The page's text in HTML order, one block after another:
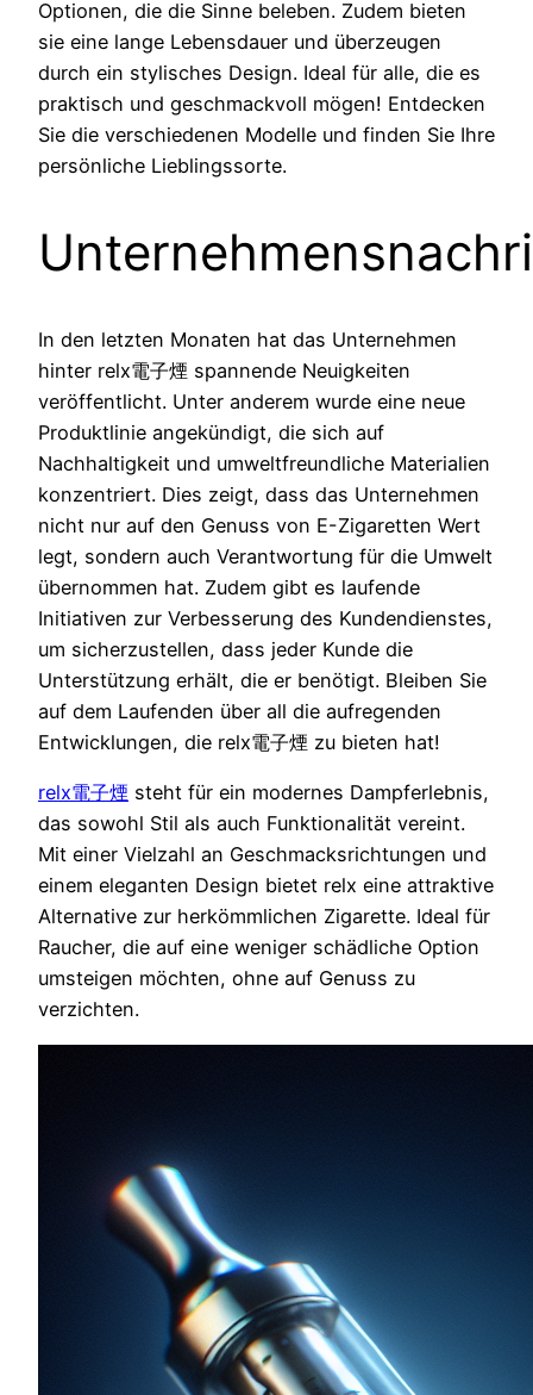
Optionen, die die Sinne beleben. Zudem bieten
sie eine lange Lebensdauer und überzeugen
durch ein stylisches Design. Ideal für alle, die es
praktisch und geschmackvoll mögen! Entdecken
Sie die verschiedenen Modelle und finden Sie Ihre
persönliche Lieblingssorte.
In den letzten Monaten hat das Unternehmen
hinter relx電子煙 spannende Neuigkeiten
veröffentlicht. Unter anderem wurde eine neue
Produktlinie angekündigt, die sich auf
Nachhaltigkeit und umweltfreundliche Materialien
konzentriert. Dies zeigt, dass das Unternehmen
nicht nur auf den Genuss von E-Zigaretten Wert
legt, sondern auch Verantwortung für die Umwelt
übernommen hat. Zudem gibt es laufende
Initiativen zur Verbesserung des Kundendienstes,
um sicherzustellen, dass jeder Kunde die
Unterstützung erhält, die er benötigt. Bleiben Sie
auf dem Laufenden über all die aufregenden
Entwicklungen, die relx電子煙 zu bieten hat!
relx電子煙 steht für ein modernes Dampferlebnis,
das sowohl Stil als auch Funktionalität vereint.
Mit einer Vielzahl an Geschmacksrichtungen und
einem eleganten Design bietet relx eine attraktive
Alternative zur herkömmlichen Zigarette. Ideal für
Raucher, die auf eine weniger schädliche Option
umsteigen möchten, ohne auf Genuss zu
verzichten.